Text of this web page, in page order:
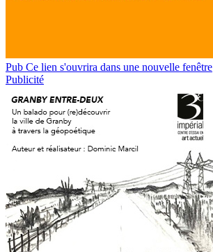
Pub Ce lien s'ouvrira dans une nouvelle fenêtre
Publicité